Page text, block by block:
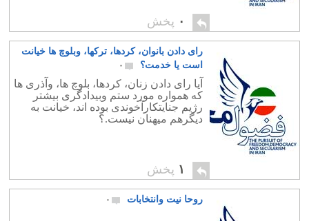
۰ پخش
رای دادن بانوان، کردها، ترکها، وبلوچ ها خیانت
است یا خدمت؟
۰
آیا رای دادن زنان، کردها، بلوچ ها، وآذری ها
که همواره مورد ستم وبیدادگری بیشتر
رژیم جنایتکارآخوندی بوده اند، خیانت به
دیگرهم میهنان نیست.؟
۱ پخش
روحا نیت وانتخابات ۰